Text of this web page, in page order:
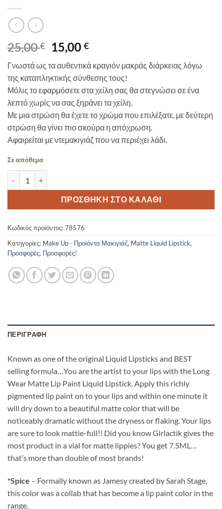
25,00€
Original
price
was:
25,00 €.
15,00€Η
τιμή
είναι:
15,00 €.
Γνωστά ως τα αυθεντικά κραγιόν μακράς διάρκειας λόγω
της καταπληκτικής σύνθεσης τους!
Μόλις το εφαρμόσετε στα χείλη σας θα στεγνώσει σε ένα
λεπτό χωρίς να σας ξηράνει τα χείλη.
Με μια στρώση θα έχετε το χρώμα που επιλέξατε, με δεύτερη
στρώση θα γίνει πιο σκούρα η απόχρωση.
Αφαιρείται με ντεμακιγιάζ που να περιέχει λάδι.
Σε απόθεμα
ΠΡΟΣΘΉΚΗ ΣΤΟ ΚΑΛΆΘΙ
Κωδικός προϊόντος:78576
Κατηγορίες: Make Up - Προϊόντα Μακιγιάζ, Matte Liquid Lipstick,
Προσφορές, Προσφορές!
ΠΕΡΙΓΡΑΦΉ
Known as one of the original Liquid Lipsticks and BEST
selling formula…You are the artist to your lips with the Long
Wear Matte Lip Paint Liquid Lipstick. Apply this richly
pigmented lip paint on to your lips and within one minute it
will dry down to a beautiful matte color that will be
noticeably dramatic without the dryness or flaking. Your lips
are sure to look mattie-full!! Did you know Girlactik gives the
most product in a vial for matte lippies? You get 7.5ML…
that’s more than double of most brands!
*Spice – Formally known as Jamesy created by Sarah Stage,
this color was a collab that has become a lip paint color in the
range.